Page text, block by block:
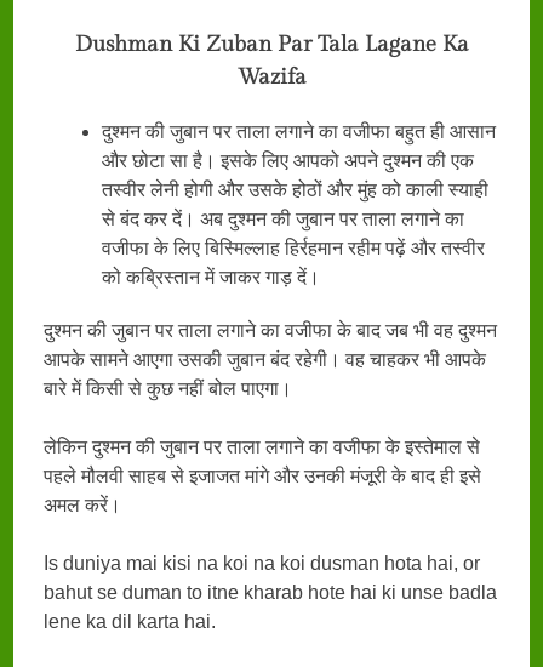
Dushman Ki Zuban Par Tala Lagane Ka
Wazifa
दुश्मन की जुबान पर ताला लगाने का वजीफा बहुत ही आसान
और छोटा सा है। इसके लिए आपको अपने दुश्मन की एक
तस्वीर लेनी होगी और उसके होठों और मुंह को काली स्याही
से बंद कर दें। अब दुश्मन की जुबान पर ताला लगाने का
वजीफा के लिए बिस्मिल्लाह हिर्रहमान रहीम पढ़ें और तस्वीर
को कब्रिस्तान में जाकर गाड़ दें।
दुश्मन की जुबान पर ताला लगाने का वजीफा के बाद जब भी वह दुश्मन
आपके सामने आएगा उसकी जुबान बंद रहेगी। वह चाहकर भी आपके
बारे में किसी से कुछ नहीं बोल पाएगा।
लेकिन दुश्मन की जुबान पर ताला लगाने का वजीफा के इस्तेमाल से
पहले मौलवी साहब से इजाजत मांगे और उनकी मंजूरी के बाद ही इसे
अमल करें।
Is duniya mai kisi na koi na koi dusman hota hai, or
bahut se duman to itne kharab hote hai ki unse badla
lene ka dil karta hai.